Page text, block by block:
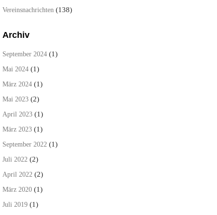
Vereinsnachrichten (138)
Archiv
September 2024 (1)
Mai 2024 (1)
März 2024 (1)
Mai 2023 (2)
April 2023 (1)
März 2023 (1)
September 2022 (1)
Juli 2022 (2)
April 2022 (2)
März 2020 (1)
Juli 2019 (1)